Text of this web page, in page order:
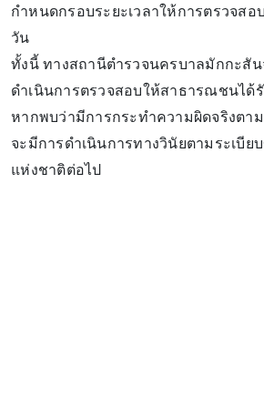
กำหนดกรอบระยะเวลาให้การตรวจสอ
วัน
ทั้งนี้ ทางสถานีตำรวจนครบาลมักกะสัน
ดำเนินการตรวจสอบให้สาธารณชนได้
หากพบว่ามีการกระทำความผิดจริงตา
จะมีการดำเนินการทางวินัยตามระเบีย
แห่งชาติต่อไป